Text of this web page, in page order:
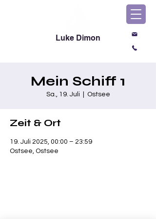
Luke Dimon
Mein Schiff 1
Sa., 19. Juli Ostsee
Zeit & Ort
19. Juli 2025, 00:00 – 23:59
Ostsee, Ostsee